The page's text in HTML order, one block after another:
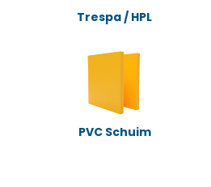
Trespa / HPL
PVC Schuim